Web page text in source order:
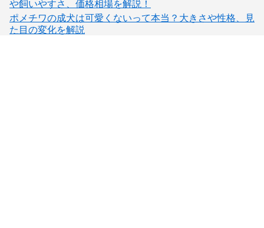
や飼いやすさ、価格相場を解説！
ポメチワの成犬は可愛くないって本当？大きさや性格、見
た目の変化を解説